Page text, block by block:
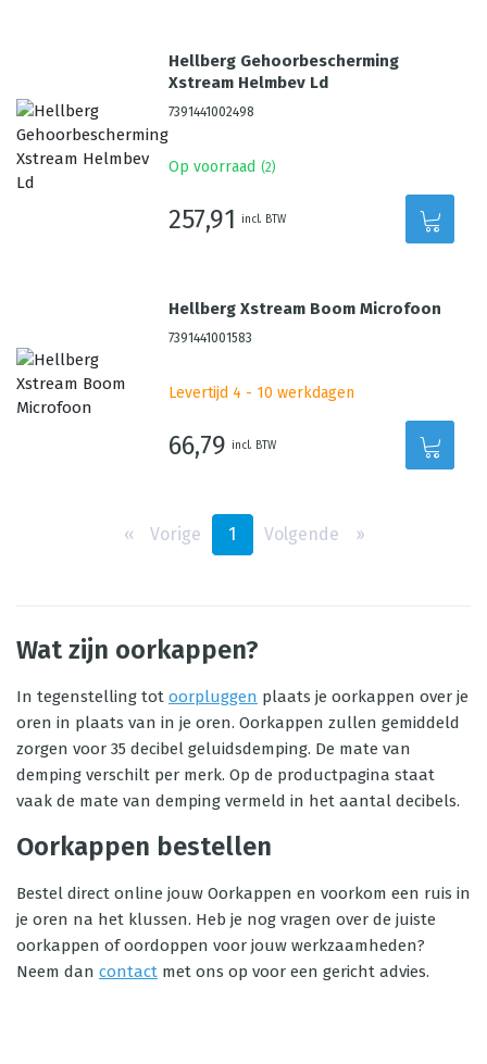
Hellberg Gehoorbescherming
Xstream Helmbev Ld
7391441002498
Op voorraad (2)
257,91 incl. BTW
Hellberg Xstream Boom Microfoon
7391441001583
Levertijd 4 - 10 werkdagen
66,79 incl. BTW
‹‹ Vorige 1 Volgende ››
Wat zijn oorkappen?
In tegenstelling tot oorpluggen plaats je oorkappen over je
oren in plaats van in je oren. Oorkappen zullen gemiddeld
zorgen voor 35 decibel geluidsdemping. De mate van
demping verschilt per merk. Op de productpagina staat
vaak de mate van demping vermeld in het aantal decibels.
Oorkappen bestellen
Bestel direct online jouw Oorkappen en voorkom een ruis in
je oren na het klussen. Heb je nog vragen over de juiste
oorkappen of oordoppen voor jouw werkzaamheden?
Neem dan contact met ons op voor een gericht advies.